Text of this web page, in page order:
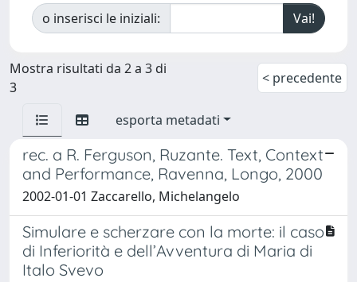
o inserisci le iniziali:
Mostra risultati da 2 a 3 di
3
< precedente
esporta metadati
rec. a R. Ferguson, Ruzante. Text, Context
and Performance, Ravenna, Longo, 2000
2002-01-01 Zaccarello, Michelangelo
Simulare e scherzare con la morte: il caso
di Inferiorità e dell’Avventura di Maria di
Italo Svevo